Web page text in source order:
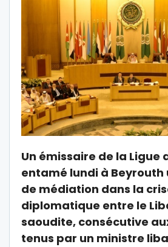
Un émissaire de la Ligue
entamé lundi à Beyrouth
de médiation dans la
diplomatique entre le
saoudite, consécutive
tenus par un ministre